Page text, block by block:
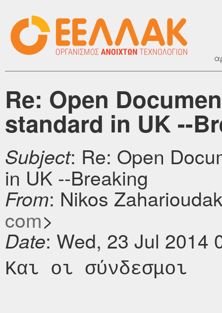
Re: Open
standard in UK --
Subject: Re: Open
in UK --Breaking
From: Nikos
com>
Date: Wed, 23 Jul 2014
Και οι σύνδεσμοι